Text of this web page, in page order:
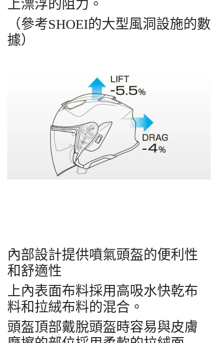
上漂浮的阻力。
（參考SHOEI的大型風洞設施的數
據）
內部設計提供噴氣頭盔的便利性
和舒適性
上內表面布料採用高吸水快乾布
料和拉絨布料的混合。
頭盔頂部戴脫頭盔時容易與皮膚